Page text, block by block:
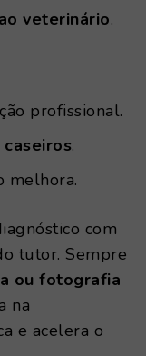
veterinário.
profissional.
.
melhora.
com
tutor. Sempre
ou fotografia
na
e acelera o